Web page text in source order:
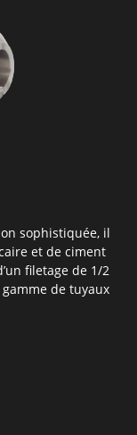
sophistiquée, il
et de ciment
filetage de 1/2
de tuyaux